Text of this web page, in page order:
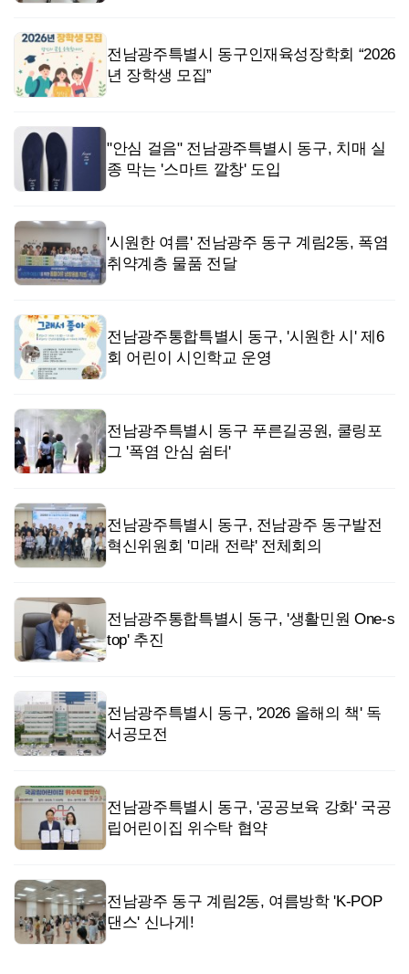
전남광주특별시 동구인재육성장학회 “2026
년 장학생 모집”
"안심 걸음" 전남광주특별시 동구, 치매 실
종 막는 '스마트 깔창' 도입
'시원한 여름' 전남광주 동구 계림2동, 폭염
취약계층 물품 전달
전남광주통합특별시 동구, '시원한 시' 제6
회 어린이 시인학교 운영
전남광주특별시 동구 푸른길공원, 쿨링포
그 '폭염 안심 쉼터'
전남광주특별시 동구, 전남광주 동구발전
혁신위원회 '미래 전략' 전체회의
전남광주통합특별시 동구, '생활민원 One-s
top' 추진
전남광주특별시 동구, '2026 올해의 책' 독
서공모전
전남광주특별시 동구, '공공보육 강화' 국공
립어린이집 위수탁 협약
전남광주 동구 계림2동, 여름방학 'K-POP
댄스' 신나게!